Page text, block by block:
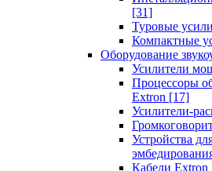
[31]
Туровые
Компактные
Оборудование
Усилители
Процессоры
Extron [17]
Усилители-
Устройства
Кабели Extron